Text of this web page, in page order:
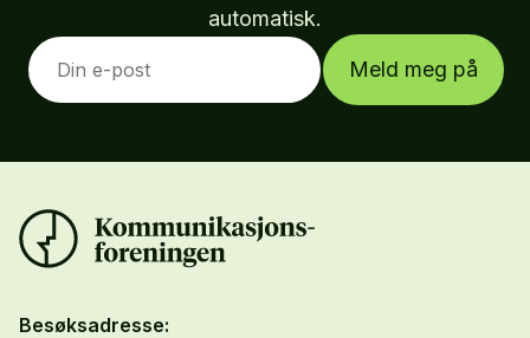
automatisk.
Meld meg på
Besøksadresse: